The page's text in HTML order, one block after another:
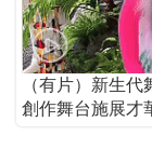
（有片）新生
創作舞台施展才